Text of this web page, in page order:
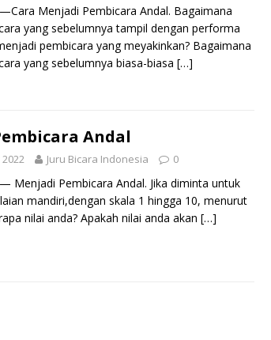
Menjadi Pembicara Andal. Bagaimana
yang sebelumnya tampil dengan performa
pembicara yang meyakinkan? Bagaimana
yang sebelumnya biasa-biasa […]
Andal
Juru Bicara Indonesia 0
Menjadi Pembicara Andal. Jika diminta untuk
mandiri,dengan skala 1 hingga 10, menurut
nilai anda? Apakah nilai anda akan […]